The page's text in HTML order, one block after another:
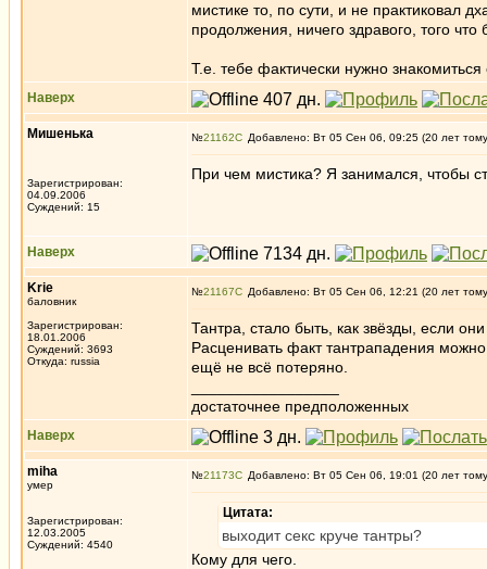
мистике то, по сути, и не практиковал
продолжения, ничего здравого, того
Т.е. тебе фактически нужно
Наверх
Мишенька
Зарегистрирован:
04.09.2006
Суждений: 15
№21162 Добавлено: Вт 05 Сен 06, 09:25 (20 лет
При чем мистика? Я занимался, чтобы
Наверх
Krie
баловник
Зарегистрирован:
18.01.2006
Суждений: 3693
Откуда: russia
№21167 Добавлено: Вт 05 Сен 06, 12:21 (20 лет
Тантра, стало быть, как звёзды, если
Расценивать факт тантрападения
ещё не всё потеряно.
достаточнее предположенных
Наверх
miha
умер
Зарегистрирован:
12.03.2005
Суждений: 4540
№21173 Добавлено: Вт 05 Сен 06, 19:01 (20 лет
Цитата:
выходит секс круче тантры?
Кому для чего.